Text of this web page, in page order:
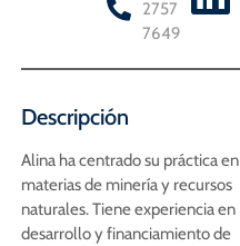
2757
7649
Descripción
Alina ha centrado su práctica en
materias de minería y recursos
naturales. Tiene experiencia en
desarrollo y financiamiento de